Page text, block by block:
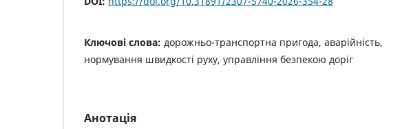
Ключові слова: дорожньо-транспортна пригода, аварійність,
нормування швидкості руху, управління безпекою доріг
Анотація